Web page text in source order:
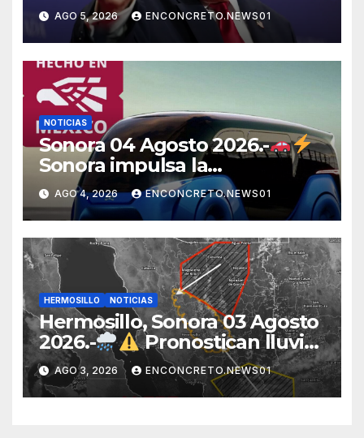
México, Canadá y otras
potencias por supuestos
abusos comerciales
AGO 5, 2026 ENCONCRETO.NEWS01
NOTICIAS
Sonora 04 Agosto 2026.-
Sonora impulsa la
electromovilidad con
«Beyond», un vehículo
eléctrico desarrollado junto al
ITH
AGO 4, 2026 ENCONCRETO.NEWS01
HERMOSILLO NOTICIAS
Hermosillo, Sonora 03 Agosto
2026.-
Pronostican lluvias
para Hermosillo esta noche;
norte de Sonora registra
mayor potencial de
AGO 3, 2026 ENCONCRETO.NEWS01